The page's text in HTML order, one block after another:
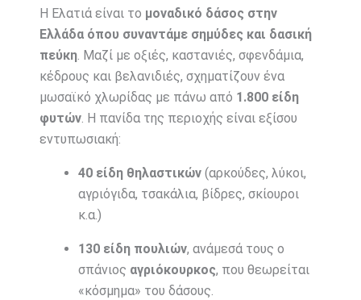
Η Ελατιά είναι το μοναδικό δάσος στην
Ελλάδα όπου συναντάμε σημύδες και δασική
πεύκη. Μαζί με οξιές, καστανιές, σφενδάμια,
κέδρους και βελανιδιές, σχηματίζουν ένα
μωσαϊκό χλωρίδας με πάνω από 1.800 είδη
φυτών. Η πανίδα της περιοχής είναι εξίσου
εντυπωσιακή:
40 είδη θηλαστικών(αρκούδες, λύκοι,
αγριόγιδα, τσακάλια, βίδρες, σκίουροι
κ.α.)
130 είδη πουλιών, ανάμεσά τους ο
σπάνιος αγριόκουρκος, που θεωρείται
«κόσμημα» του δάσους.